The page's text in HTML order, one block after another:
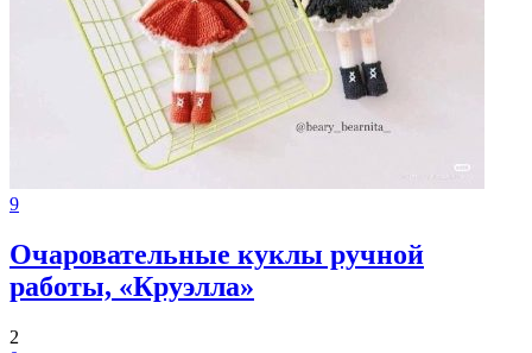
9
Очаровательные куклы ручной
работы, «Круэлла»
2